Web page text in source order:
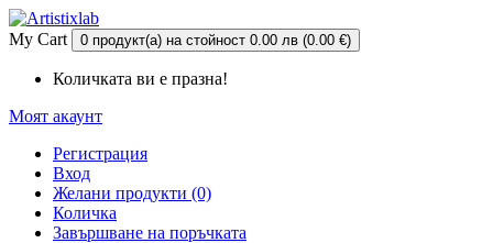
My Cart 0 продукт(а) на стойност 0.00 лв (0.00 €)
Количката ви е празна!
Моят акаунт
Регистрация
Вход
Желани продукти (0)
Количка
Завършване на поръчката